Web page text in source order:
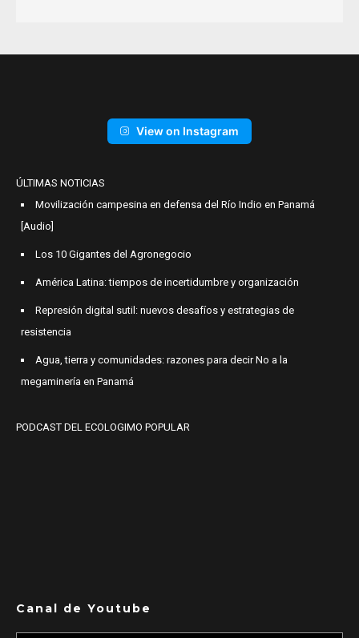
View on Instagram
ÚLTIMAS NOTICIAS
Movilización campesina en defensa del Río Indio en Panamá
[Audio]
Los 10 Gigantes del Agronegocio
América Latina: tiempos de incertidumbre y organización
Represión digital sutil: nuevos desafíos y estrategias de
resistencia
Agua, tierra y comunidades: razones para decir No a la
megaminería en Panamá
PODCAST DEL ECOLOGIMO POPULAR
Canal de Youtube